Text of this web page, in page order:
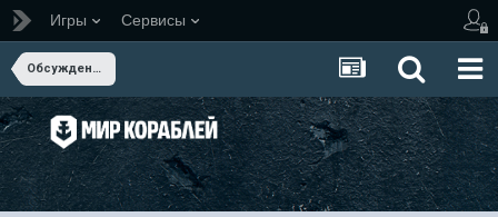
Игры Сервисы
Обсуждение Мира Кораблей